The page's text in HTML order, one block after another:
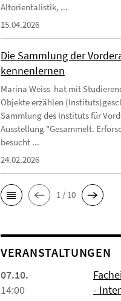
Altorientalistik, ...
15.04.2026
Die Sammlung der
kennenlernen
Marina Weiss hat mit
Objekte erzählen
Sammlung des Instituts für
Ausstellung "Gesammelt.
besucht ...
24.02.2026
1 / 10
VERANSTALTUNGEN
07.10.
14:00
-